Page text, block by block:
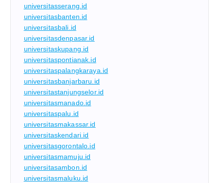
universitasserang.id
universitasbanten.id
universitasbali.id
universitasdenpasar.id
universitaskupang.id
universitaspontianak.id
universitaspalangkaraya.id
universitasbanjarbaru.id
universitastanjungselor.id
universitasmanado.id
universitaspalu.id
universitasmakassar.id
universitaskendari.id
universitasgorontalo.id
universitasmamuju.id
universitasambon.id
universitasmaluku.id